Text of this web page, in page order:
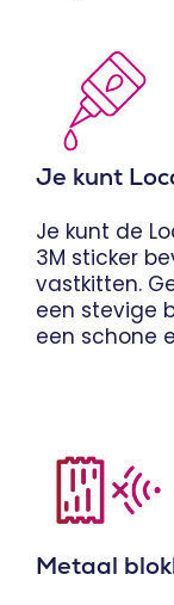
Je kunt
Je kunt de
3M sticker
vastkitten.
een stevige
een schone
Metaal